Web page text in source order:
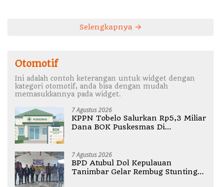
Selengkapnya
Otomotif
Ini adalah contoh keterangan untuk widget dengan
kategori otomotif, anda bisa dengan mudah
memasukkannya pada widget.
7 Agustus 2026
KPPN Tobelo Salurkan Rp5,3 Miliar
Dana BOK Puskesmas Di
7 Agustus 2026
BPD Atubul Dol Kepulauan
Tanimbar Gelar Rembug Stunting